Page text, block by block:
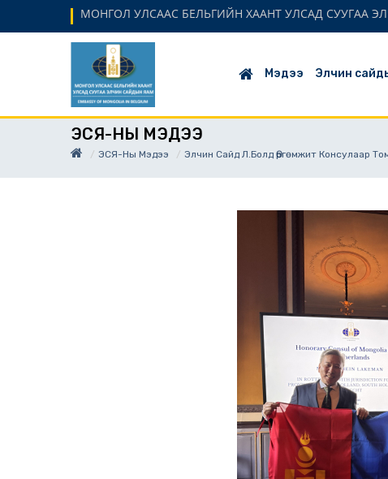
МОНГОЛ УЛСААС БЕЛЬГИЙН ХААНТ УЛСАД СУУГАА
Мэдээ Элчин
ЭСЯ-НЫ МЭДЭЭ
ЭСЯ-Ны Мэдээ Элчин Сайд Л.Болд Өргөмжит Консулаар